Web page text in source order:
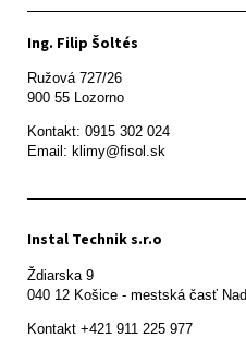
Ing. Filip Šoltés
Ružová 727/26
900 55 Lozorno
Kontakt: 0915 302 024
Email: klimy@fisol.sk
Instal Technik s.r.o
Ždiarska 9
Kontakt +421 911 225 977